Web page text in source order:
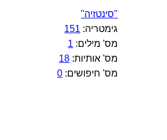
"סינטזיה"
גימטריה: 151
מס' מילים: 1
מס' אותיות: 18
מס' חיפושים: 0